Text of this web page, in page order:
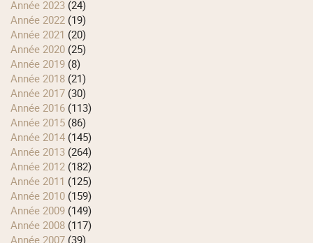
année 2023 (24)
année 2022 (19)
année 2021 (20)
année 2020 (25)
année 2019 (8)
année 2018 (21)
année 2017 (30)
année 2016 (113)
année 2015 (86)
année 2014 (145)
année 2013 (264)
année 2012 (182)
année 2011 (125)
année 2010 (159)
année 2009 (149)
année 2008 (117)
année 2007 (39)